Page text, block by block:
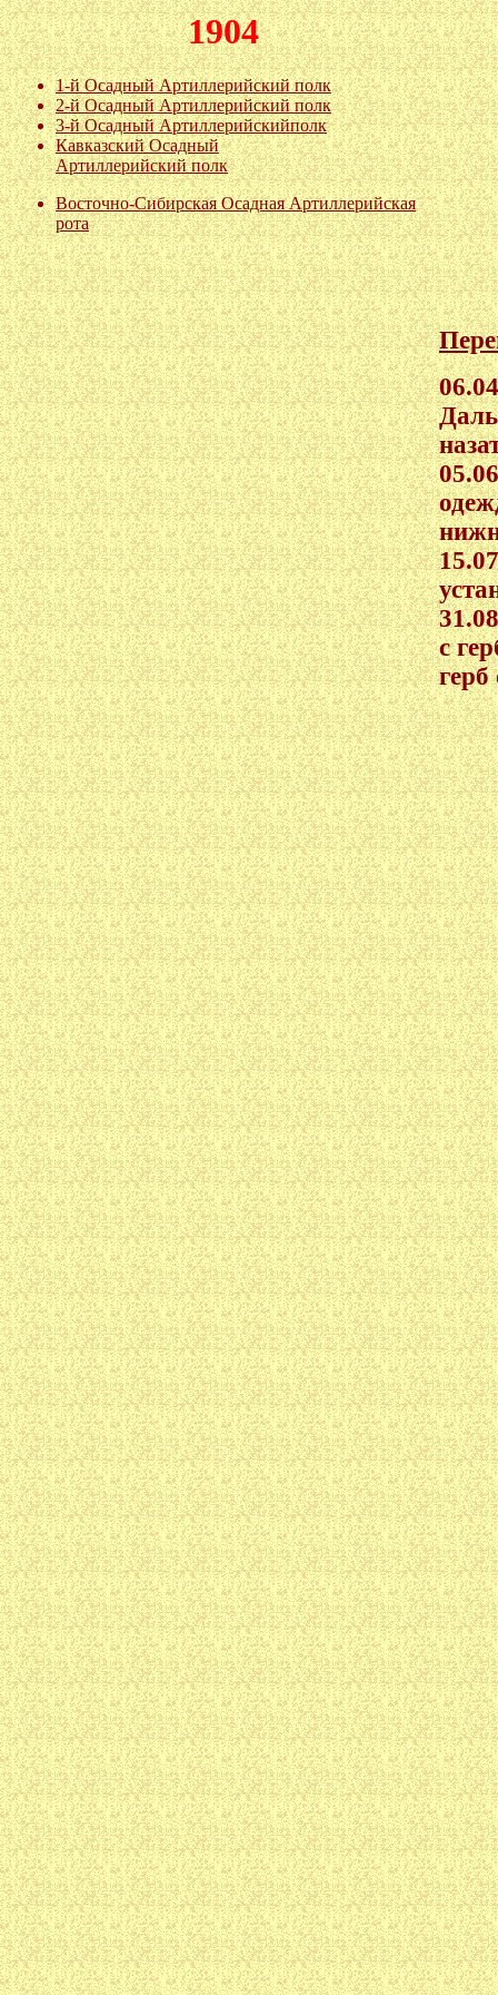
1904
1-й Осадный Артиллерийский полк
2-й Осадный Артиллерийский полк
3-й Осадный Артиллерийскийполк
Кавказский Осадный
Артиллерийский полк
Восточно-Сибирская Осадная Артиллерийская
рота
с